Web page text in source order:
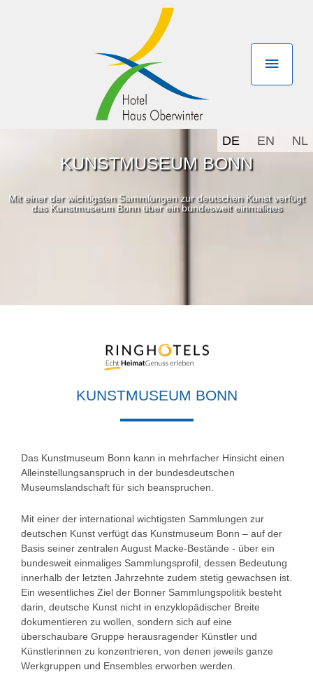
DE EN NL
KUNSTMUSEUM BONN
Mit einer der wichtigsten Sammlungen zur deutschen Kunst verfügt
das Kunstmuseum Bonn über ein bundesweit einmaliges
KUNSTMUSEUM BONN
Das Kunstmuseum Bonn kann in mehrfacher Hinsicht einen
Alleinstellungsanspruch in der bundesdeutschen
Museumslandschaft für sich beanspruchen.
Mit einer der international wichtigsten Sammlungen zur
deutschen Kunst verfügt das Kunstmuseum Bonn – auf der
Basis seiner zentralen August Macke-Bestände - über ein
bundesweit einmaliges Sammlungsprofil, dessen Bedeutung
innerhalb der letzten Jahrzehnte zudem stetig gewachsen ist.
Ein wesentliches Ziel der Bonner Sammlungspolitik besteht
darin, deutsche Kunst nicht in enzyklopädischer Breite
dokumentieren zu wollen, sondern sich auf eine
überschaubare Gruppe herausragender Künstler und
Künstlerinnen zu konzentrieren, von denen jeweils ganze
Werkgruppen und Ensembles erworben werden.